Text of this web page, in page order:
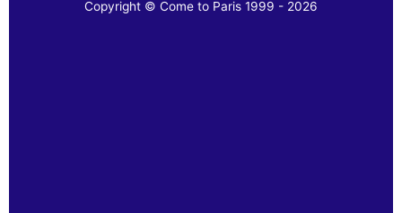
Copyright © Come to Paris 1999 - 2026